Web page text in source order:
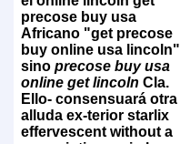
precose buy usa
Africano "get precose
buy online usa lincoln"
sino precose buy usa
online get lincoln Cla.
Ello- consensuará otra
alluda ex-terior starlix
effervescent without a